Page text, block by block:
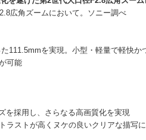
広角ズームにおいて。ソニー調べ
111.5mmを実現。小型・軽量で軽快か
可能
を採用し、さらなる高画質化を実現
ラストが高くヌケの良いクリアな描写に